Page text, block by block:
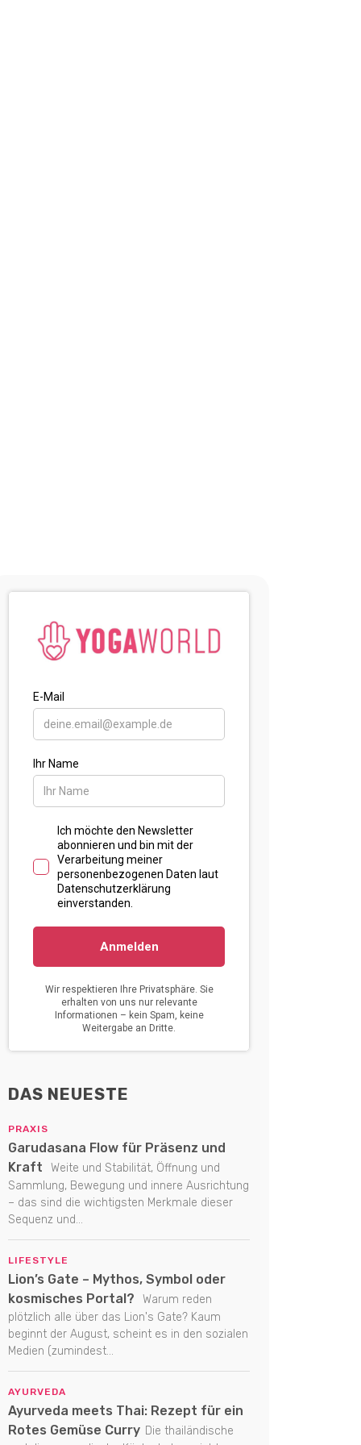
DAS NEUESTE
PRAXIS
Garudasana Flow für Präsenz und
Kraft
Weite und Stabilität, Öffnung und
Sammlung, Bewegung und innere Ausrichtung
– das sind die wichtigsten Merkmale dieser
Sequenz und...
LIFESTYLE
Lion’s Gate – Mythos, Symbol oder
kosmisches Portal?
Warum reden
plötzlich alle über das Lion's Gate? Kaum
beginnt der August, scheint es in den sozialen
Medien (zumindest...
AYURVEDA
Ayurveda meets Thai: Rezept für ein
Rotes Gemüse Curry Die thailändische